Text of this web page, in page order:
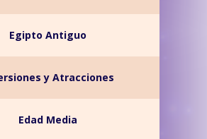
Egipto Antiguo
y Atracciones
Edad Media